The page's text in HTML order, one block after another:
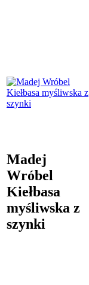
Madej
Wróbel
Kiełbasa
myśliwska z
szynki